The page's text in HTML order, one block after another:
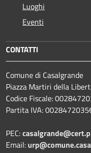
Luoghi
Eventi
CONTATTI
Comune di Casalgrande
Piazza Martiri della
Codice Fiscale:
Partita IVA:
PEC:
Email: